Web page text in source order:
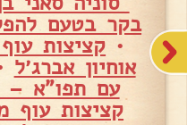
בקר בטעם
• קציצות
אוחיון אברג׳ל
עם תפו"א –
קציצות עוף